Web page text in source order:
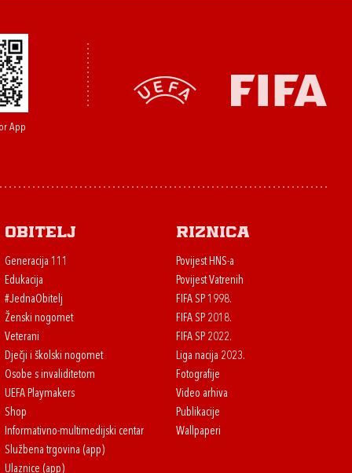
App
Obitelj
Generacija 111
Edukacija
#JednaObitelj
Ženski nogomet
Veterani
Dječji i školski nogomet
Osobe s invaliditetom
UEFA Playmakers
Shop
Informativno-multimedijski centar
Službena trgovina (app)
Ulaznice (app)
Riznica
Povijest HNS-a
Povijest Vatrenih
FIFA SP 1998.
FIFA SP 2018.
FIFA SP 2022.
Liga nacija 2023.
Fotografije
Video arhiva
Publikacije
Wallpaperi